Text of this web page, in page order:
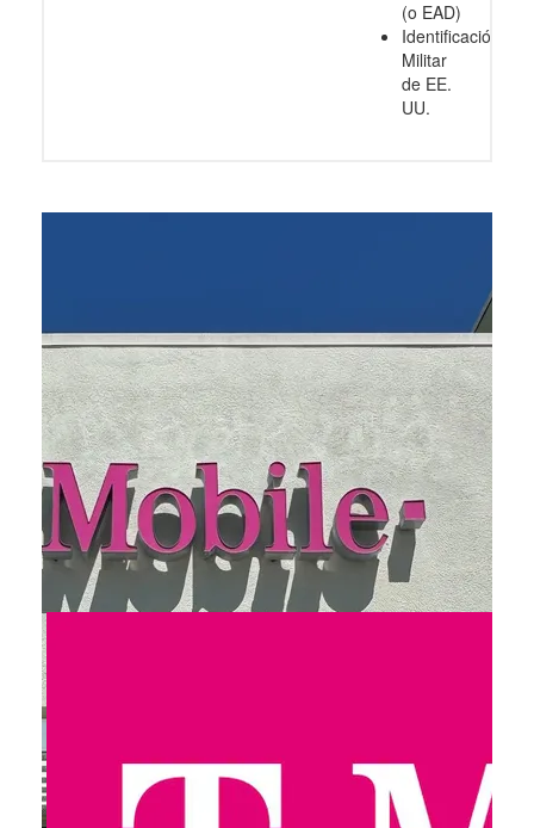
(o EAD)
Identificación
Militar
de EE.
UU.